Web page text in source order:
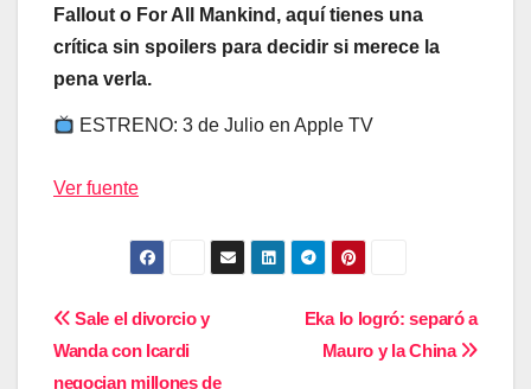
Fallout o For All Mankind, aquí tienes una
crítica sin spoilers para decidir si merece la
pena verla.
ESTRENO: 3 de Julio en Apple TV
Ver fuente
Navegación
de
Eka lo logró: separó a
Mauro y la China
Sale el divorcio y
Wanda con Icardi
negocian millones de